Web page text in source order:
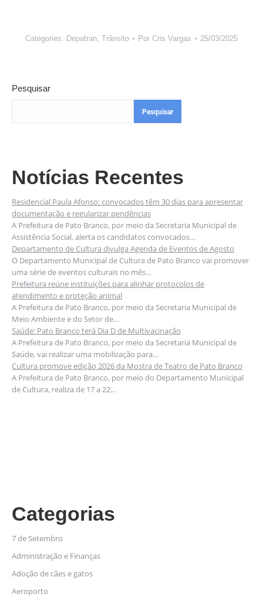
Categories: Depatran, Trânsito Por Cris Vargas 25/03/2025
Pesquisar
Pesquisar
Notícias Recentes
Residencial Paula Afonso: convocados têm 30 dias para apresentar
documentação e regularizar pendências
A Prefeitura de Pato Branco, por meio da Secretaria Municipal de
Assistência Social, alerta os candidatos convocados…
Departamento de Cultura divulga Agenda de Eventos de Agosto
O Departamento Municipal de Cultura de Pato Branco vai promover
uma série de eventos culturais no mês…
Prefeitura reúne instituições para alinhar protocolos de
atendimento e proteção animal
A Prefeitura de Pato Branco, por meio da Secretaria Municipal de
Meio Ambiente e do Setor de…
Saúde: Pato Branco terá Dia D de Multivacinação
A Prefeitura de Pato Branco, por meio da Secretaria Municipal de
Saúde, vai realizar uma mobilização para…
Cultura promove edição 2026 da Mostra de Teatro de Pato Branco
A Prefeitura de Pato Branco, por meio do Departamento Municipal
de Cultura, realiza de 17 a 22…
Categorias
7 de Setembro
Administração e Finanças
Adoção de cães e gatos
Aeroporto